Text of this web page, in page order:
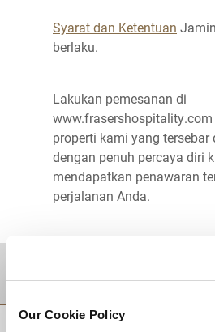
Our Cookie Policy
Syarat dan Ketentuan
berlaku.
Lakukan pemesanan di
properti kami yang
dengan penuh percaya diri
mendapatkan penawaran
perjalanan Anda.